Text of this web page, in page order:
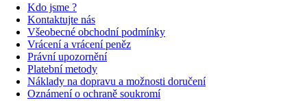
Kdo jsme ?
Kontaktujte nás
Všeobecné obchodní podmínky
Vrácení a vrácení peněz
Právní upozornění
Platební metody
Náklady na dopravu a možnosti doručení
Oznámení o ochraně soukromí